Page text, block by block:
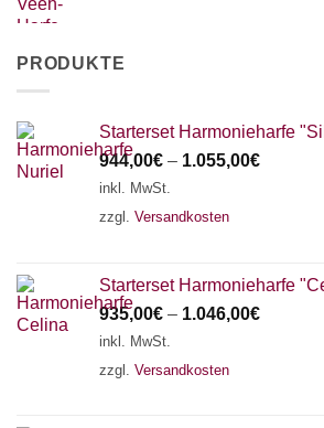
PRODUKTE
Starterset Harmonieharfe
944,00€ – 1.055,00€
inkl. MwSt.
zzgl. Versandkosten
Starterset Harmonieharfe
935,00€ – 1.046,00€
inkl. MwSt.
zzgl. Versandkosten